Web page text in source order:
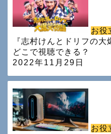
お役
『志村けんとドリフの
どこで視聴できる？
2022年11月29日
お役